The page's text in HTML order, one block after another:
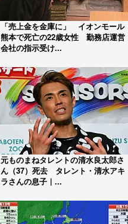
「売上金を金庫に」 イオンモール
熊本で死亡の22歳女性 勤務店運営
会社の指示受け...
元ものまねタレントの清水良太郎さ
ん（37）死去 タレント・清水アキ
ラさんの息子｜...